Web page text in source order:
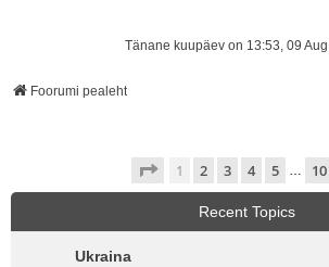
Tänane kuupäev on 13:53, 09
Foorumi pealeht
1 . leht10 -st
1 2 3 4 5 … 10
Recent Topics
Ukraina